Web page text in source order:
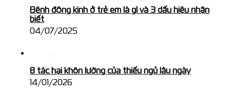
Bệnh động kinh ở trẻ em là gì và 3 dấu hiệu nhận
biết
04/07/2025
8 tác hại khôn lường của thiếu ngủ lâu ngày
14/01/2026